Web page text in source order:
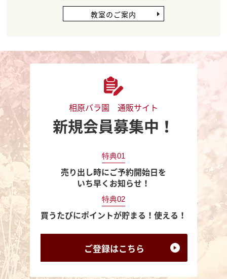
教室のご案内
相原バラ園 通販サイト
新規会員募集中！
特典01
売り出し時にご予約開始日を
いち早くお知らせ！
特典02
買うたびにポイントが貯まる！使える！
ご登録はこちら